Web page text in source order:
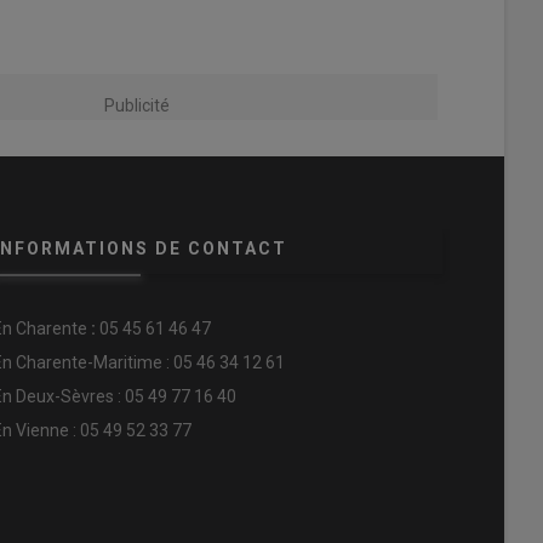
Publicité
DE CONTACT
Charente : 05 45 61 46 47
Charente-Maritime : 05 46 34 12 61
Deux-Sèvres : 05 49 77 16 40
Vienne : 05 49 52 33 77